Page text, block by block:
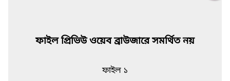
ফাইল প্রিভিউ ওয়েব ব্রাউজারে সমর্থিত নয়
ফাইল ১